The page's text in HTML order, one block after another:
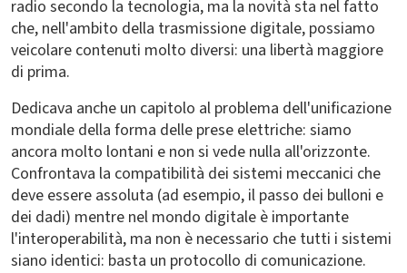
radio secondo la tecnologia, ma la novità sta nel fatto
che, nell'ambito della trasmissione digitale, possiamo
veicolare contenuti molto diversi: una libertà maggiore
di prima.
Dedicava anche un capitolo al problema dell'unificazione
mondiale della forma delle prese elettriche: siamo
ancora molto lontani e non si vede nulla all'orizzonte.
Confrontava la compatibilità dei sistemi meccanici che
deve essere assoluta (ad esempio, il passo dei bulloni e
dei dadi) mentre nel mondo digitale è importante
l'interoperabilità, ma non è necessario che tutti i sistemi
siano identici: basta un protocollo di comunicazione.